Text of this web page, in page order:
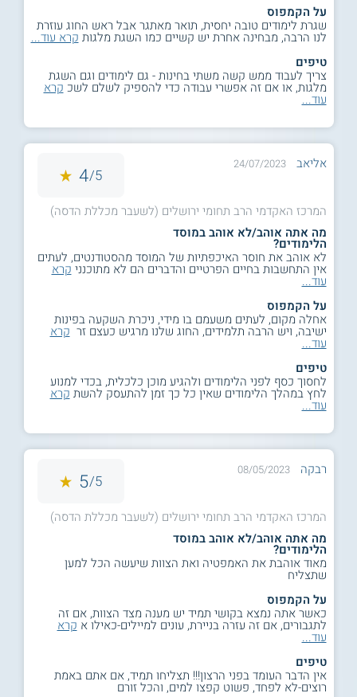
על הקמפוס
שגרת לימודים טובה יחסית, תואר מאתגר אבל ראש החוג עוזרת
לנו הרבה, מבחינה אחרת יש קשיים כמו השגת מלגות קרא עוד...
טיפים
צריך לעבוד ממש קשה משתי בחינות - גם לימודים וגם השגת
מלגות, או אם זה אפשרי עבודה כדי להספיק לשלם לשכ קרא
עוד...
אליאב 24/07/2023
5/
4
המרכז האקדמי הרב תחומי ירושלים (לשעבר מכללת הדסה)
מה אתה אוהב/לא אוהב במוסד
הלימודים?
לא אוהב את חוסר האיכפתיות של המוסד מהסטודנטים, לעתים
אין התחשבות בחיים הפרטיים והדברים הם לא מתוכנני קרא
עוד...
על הקמפוס
אחלה מקום, לעתים משעמם בו מידי, ניכרת השקעה בפינות
ישיבה, ויש הרבה תלמידים, החוג שלנו מרגיש כעצם זר קרא
עוד...
טיפים
לחסוך כסף לפני הלימודים ולהגיע מוכן כלכלית, בכדי למנוע
לחץ במהלך הלימודים שאין כל כך זמן להתעסק להשת קרא
עוד...
רבקה 08/05/2023
5/
5
המרכז האקדמי הרב תחומי ירושלים (לשעבר מכללת הדסה)
מה אתה אוהב/לא אוהב במוסד
הלימודים?
מאוד אוהבת את האמפטיה ואת הצוות שיעשה הכל למען
שתצליח
על הקמפוס
כאשר אתה נמצא בקושי תמיד יש מענה מצד הצוות, אם זה
לתגבורים, אם זה עזרה בניירת, עונים למיילים-כאילו א קרא
עוד...
טיפים
אין הדבר העומד בפני הרצון!!! תצליחו תמיד, אם אתם באמת
רוצים-לא לפחד, פשוט קפצו למים, והכל זורם